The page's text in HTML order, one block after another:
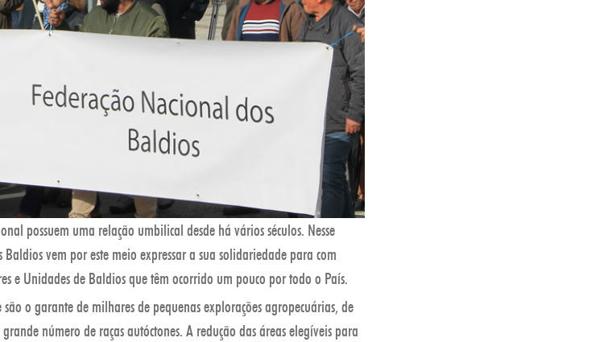
possuem uma relação umbilical desde há vários séculos. Nesse
vem por este meio expressar a sua solidariedade para com
e Unidades de Baldios que têm ocorrido um pouco por todo o País.
são o garante de milhares de pequenas explorações agropecuárias, de
número de raças autóctones. A redução das áreas elegíveis para